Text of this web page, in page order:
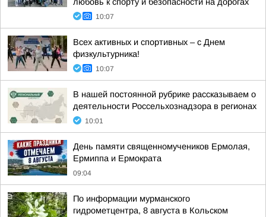
10:07
Всех активных и спортивных – с Днем
физкультурника!
10:07
В нашей постоянной рубрике рассказываем о
деятельности Россельхознадзора в регионах
10:01
День памяти священномучеников Ермолая,
Ермиппа и Ермократа
09:04
По информации мурманского
гидрометцентра, 8 августа в Кольском